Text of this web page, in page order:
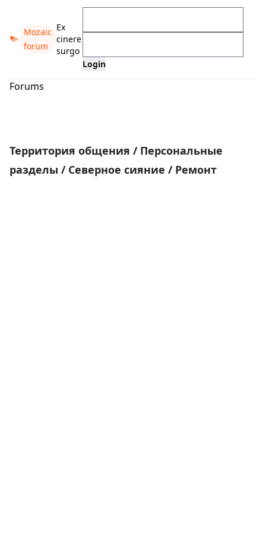
Mozaic
forum
Ex
cinere
surgo
Forums
Территория общения / Персональные
разделы / Северное сияние / Ремонт